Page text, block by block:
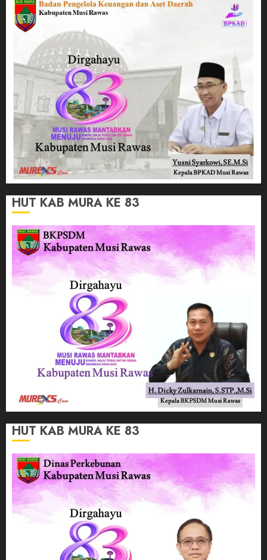
HUT KAB MURA KE 83
HUT KAB MURA KE 83